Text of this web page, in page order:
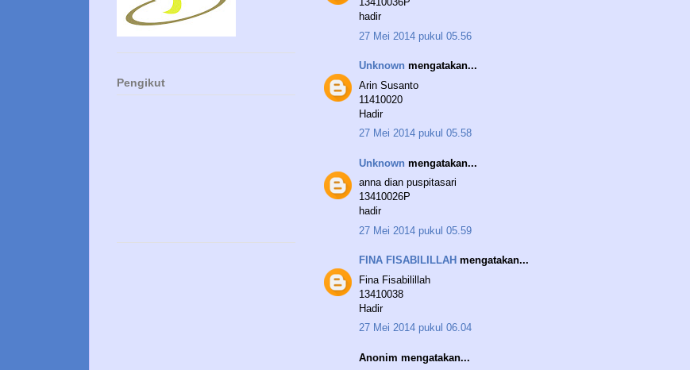
hadir
27 Mei 2014 pukul 05.56
Unknown mengatakan...
Arin Susanto
11410020
Hadir
27 Mei 2014 pukul 05.58
Unknown mengatakan...
anna dian puspitasari
13410026P
hadir
27 Mei 2014 pukul 05.59
FINA FISABILILLAH mengatakan...
Fina Fisabilillah
13410038
Hadir
27 Mei 2014 pukul 06.04
Anonim mengatakan...
Pengikut